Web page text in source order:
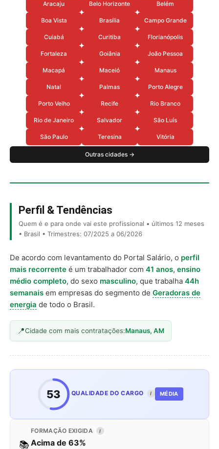
Aracaju Belo Horizonte Belém
Boa Vista Brasília Campo Grande
Cuiabá Curitiba Florianópolis
Fortaleza Goiânia João Pessoa
Macapá Maceió Manaus
Natal Palmas Porto Alegre
Porto Velho Recife Rio Branco
Rio de Janeiro Salvador São Luís
São Paulo Teresina Vitória
Outras cidades →
Perfil & Tendências
Quem é e para onde vai este profissional • últimos 12 meses
• Brasil • Trimestres: 07/2025 a 06/2026
De acordo com levantamento do Portal Salário, o perfil
mais recorrente é um trabalhador com 41 anos, ensino
médio completo, do sexo masculino, que trabalha 44h
semanais em empresas do segmento de Geradoras de
energia de todo o Brasil.
Cidade com mais contratações:Manaus, AM
53 QUALIDADE DO CARGO I MÉDIA
📚
FORMAÇÃO EXIGIDA I
Acima de 63%